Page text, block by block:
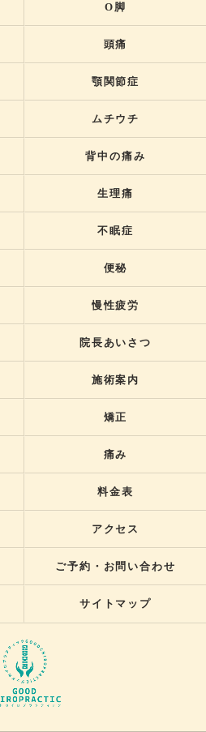
O脚
頭痛
顎関節症
ムチウチ
背中の痛み
生理痛
不眠症
便秘
慢性疲労
院長あいさつ
施術案内
矯正
痛み
料金表
アクセス
ご予約・お問い合わせ
サイトマップ